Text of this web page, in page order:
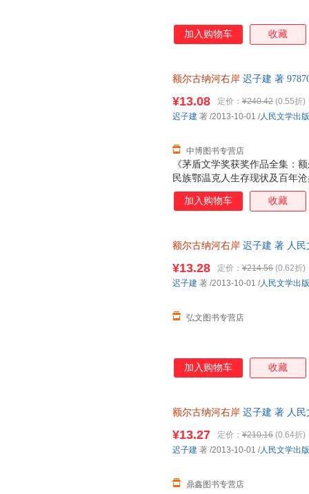
加入购物车 收藏
额尔古纳河右岸 迟子建 著
《茅盾文学奖获奖作品全集：
民族鄂温克人生存现状及百年
人惊叹却难得其解的神奇岩画
人生挚爱与心灵悲苦的民族史
命的鄂温克人。他们信奉萨满
求繁衍，在日寇的铁蹄、“文
存。他们有大爱，有大痛，有
¥13.08 定价： ¥240.42 (0.55折)
中博图书专营店
迟子建 著 /2013-10-01 /人民文学出
加入购物车 收藏
额尔古纳河右岸 迟子建 著 人
¥13.28 定价： ¥214.56 (0.62折)
弘文图书专营店
迟子建 著 /2013-10-01 /人民文学出
加入购物车 收藏
额尔古纳河右岸 迟子建 著 人
¥13.27 定价： ¥210.16 (0.64折)
鼎鑫图书专营店
迟子建 著 /2013-10-01 /人民文学出